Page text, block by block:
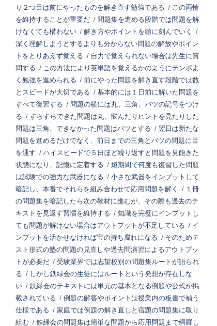
り２つ目は前にやったものを解き直す勉強である / この両輪
を維持することが重要だ / 問題集を進める段階では問題を解
けなくても構わない / 解き方やポイントを頭に刻んでいく
/
深く理解しようとするよりも分からない問題の解放やポイン
トをとりあえず覚える / 自力で覚えられない場合は先生に質
問する / この方法により英単語を覚えるかのようにテンポよ
く勉強を進められる / 前にやった問題を解き直す段階では数
とスピードが大切である / 基本的には１日前に解いた問題を
すべて復習する / 問題の横には丸、三角、バツの記号をつけ
る / すらすらできた問題は丸、悩んだりヒントを見たりした
問題は三角、できなかった問題はバツとする / 翌日は新たな
問題を進めるだけでなく、前日までの三角とバツの問題に目
を通す / ハイスピードで５日ほど繰り返すと問題を見飽きた
状態になり、記憶に定着する / 短期間で何度も復習した問題
は試験での強力な武器になる / 小さな武器をインプットして
暗記し、本番でそれらを組み合わせて応用問題を解く
/ １冊
の問題集を暗記したら次の教材に進むが、その際も過去のテ
キストを見返す習慣を維持する / 知識を完璧にインプットし
ても問題が解けない場合はアウトプットが不足している / イ
ンプットを活かせなければ宝の持ち腐れになる / そのためテ
スト形式の塾の問題の見直しや過去問演習によるアウトプッ
トが必要だ / 受験業界では志望校別の問題集ルートが語られ
る / しかし鉄緑会の生徒にはルートという発想が存在しな
い / 鉄緑会のテキストには単元の基本となる例題や公式が掲
載されている / 例題の解答やポイントは授業内の板書で補う
仕様である / 家庭では例題の解き直しと宿題の問題集に取り
組む / 鉄緑会の問題集は簡単な問題から応用問題まで網羅し